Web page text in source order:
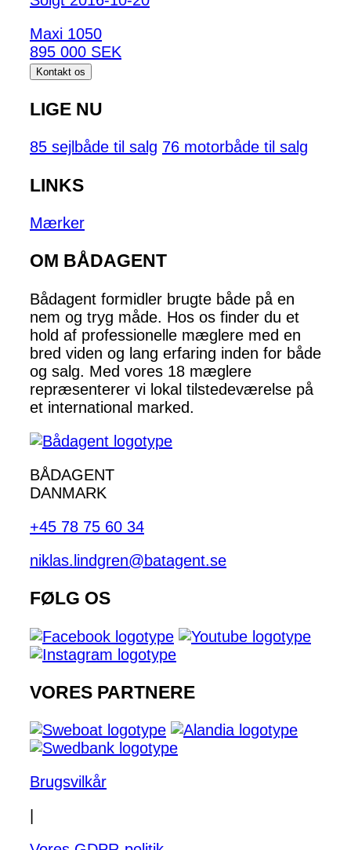
Maxi 1050
895 000 SEK
Kontakt os
LIGE NU
85 sejlbåde til salg 76 motorbåde til salg
LINKS
Mærker
OM BÅDAGENT
Bådagent formidler brugte både på en
nem og tryg måde. Hos os finder du et
hold af professionelle mæglere med en
bred viden og lang erfaring inden for både
og salg. Med vores 18 mæglere
repræsenterer vi lokal tilstedeværelse på
et international marked.
BÅDAGENT
DANMARK
+45 78 75 60 34
niklas.lindgren@batagent.se
FØLG OS
VORES PARTNERE
Brugsvilkår